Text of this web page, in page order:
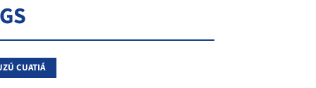
CUATIÁ